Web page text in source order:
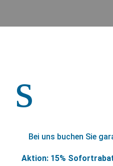
s
Bei uns buchen Sie
Aktion: 15%